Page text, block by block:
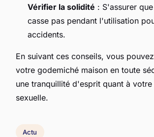
Vérifier la solidité : S'assurer
casse pas pendant l'utilisation
accidents.
En suivant ces conseils, vous
votre godemiché maison en toute
une tranquillité d'esprit quant à votre
sexuelle.
Actu